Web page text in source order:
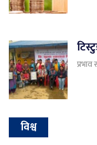
प्रभाव
विश्व